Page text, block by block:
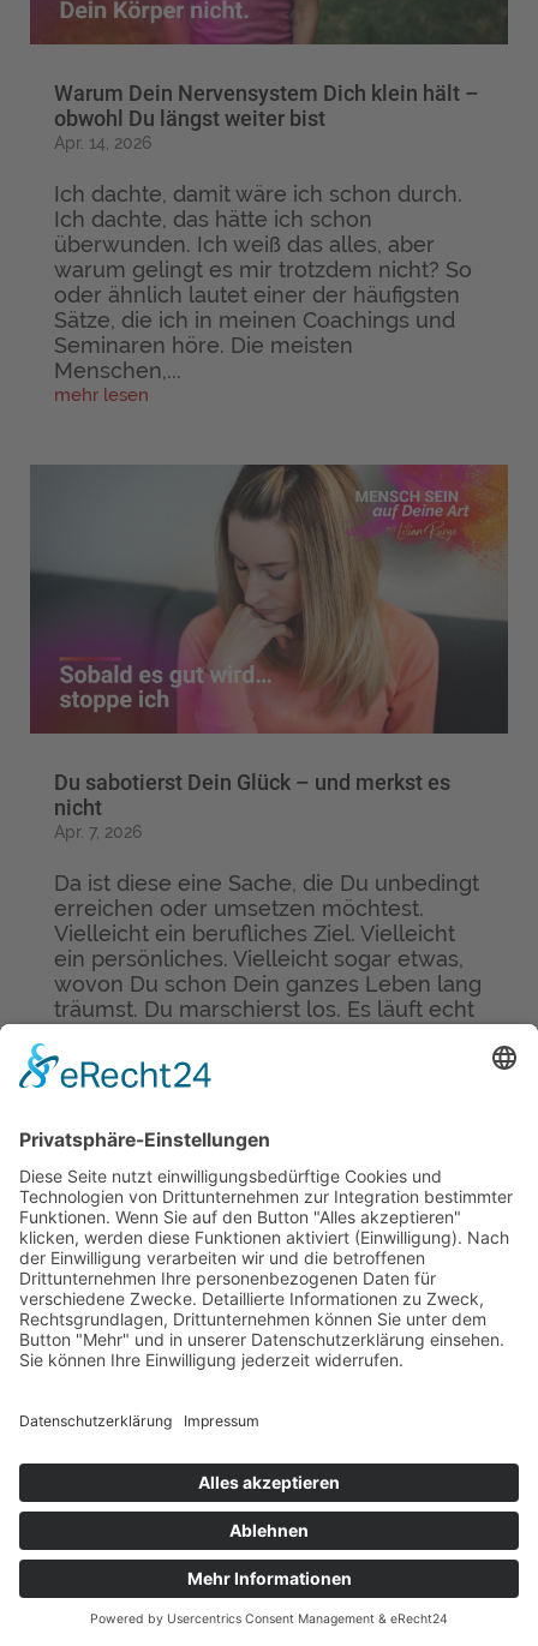
Warum Dein Nervensystem Dich klein hält –
obwohl Du längst weiter bist
Apr. 14, 2026
Ich dachte, damit wäre ich schon durch.
Ich dachte, das hätte ich schon
überwunden. Ich weiß das alles, aber
warum gelingt es mir trotzdem nicht? So
oder ähnlich lautet einer der häufigsten
Sätze, die ich in meinen Coachings und
Seminaren höre. Die meisten
Menschen,...
mehr lesen
Du sabotierst Dein Glück – und merkst es
nicht
Apr. 7, 2026
Da ist diese eine Sache, die Du unbedingt
erreichen oder umsetzen möchtest.
Vielleicht ein berufliches Ziel. Vielleicht
ein persönliches. Vielleicht sogar etwas,
wovon Du schon Dein ganzes Leben lang
träumst. Du marschierst los. Es läuft echt
mehr lesen
« Ältere Einträge